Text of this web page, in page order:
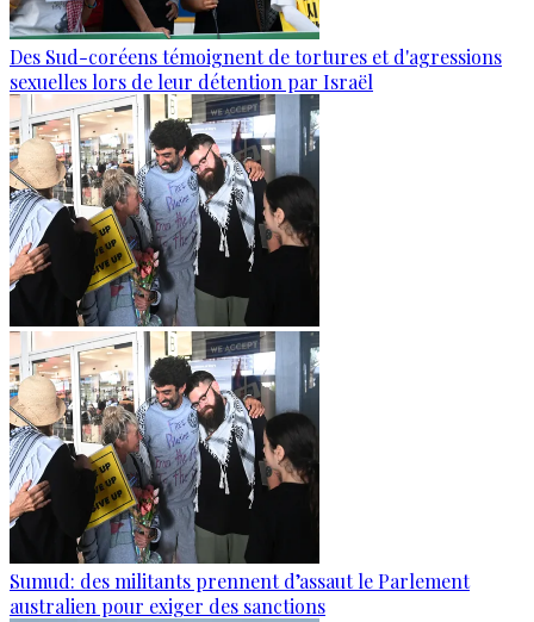
Des Sud-coréens témoignent de tortures et d'agressions
sexuelles lors de leur détention par Israël
Sumud: des militants prennent d’assaut le Parlement
australien pour exiger des sanctions